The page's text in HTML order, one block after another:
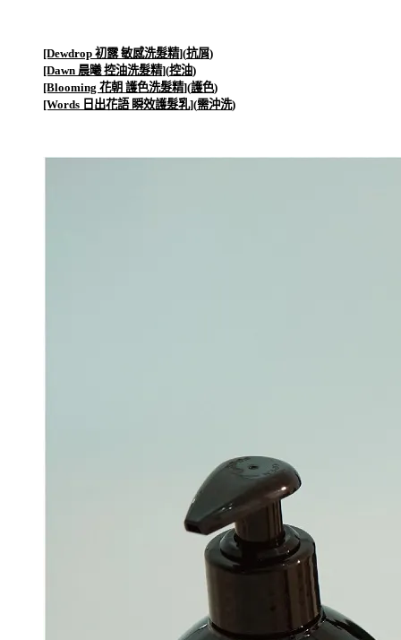
[Dewdrop 初露 敏感洗髮精](抗屑)
[Dawn 晨曦 控油洗髮精](控油)
[Blooming 花朝 護色洗髮精](護色)
[Words 日出花語 瞬效護髮乳](需沖洗)